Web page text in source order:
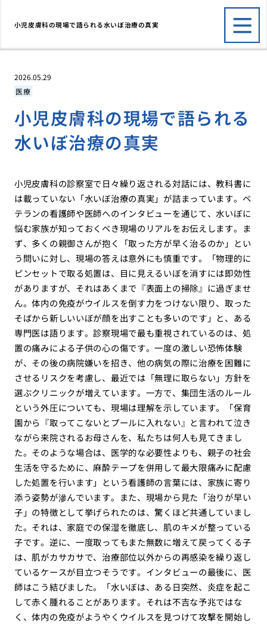
小児皮膚科の現場で語られる水いぼ治療の真実
2026.05.29
医療
小児皮膚科の現場で語られる
水いぼ治療の真実
小児皮膚科の診察室で日々繰り返される対話には、教科書に
は載っていない「水いぼ治療の真実」が詰まっています。ベ
テランの看護師や医師へのインタビューを通じて、水いぼに
悩む家族が知っておくべき現場のリアルをお伝えします。ま
ず、多くの親御さんが抱く「取った方が早く治るのか」とい
う問いに対し、現場の答えは意外にも慎重です。「物理的に
ピンセットで取る処置は、目に見えるいぼを消すには即効性
がありますが、それはあくまで『表面上の掃除』に過ぎませ
ん。体内の免疫がウイルスを倒す力をつけない限り、取った
そばから新しいいぼが顔を出すことも多いのです」と、ある
専門医は語ります。診察現場で最も重視されているのは、処
置の痛みによる子供の心の傷です。一度の激しい恐怖体験
が、その後の病院嫌いを招き、他の病気の際に治療を困難に
させるリスクを考慮し、最近では「無理に取らない」方針を
選ぶクリニックが増えています。一方で、集団生活のルール
という外圧についても、現場は理解を示しています。「保育
園から『取ってこないとプールに入れない』と言われて泣き
ながら来院されるお母さんを、私たちは何人も見てきまし
た。そのような場合は、医学的な必要性よりも、親子の社会
生活を守るために、麻酔テープを併用して最大限痛みに配慮
した処置を行います」という看護師の言葉には、家族に寄り
添う姿勢が滲んでいます。また、現場から見た「治りが早い
子」の特徴として挙げられたのは、驚くほど共通していまし
た。それは、家庭での保湿を徹底し、肌のキメが整っている
子です。逆に、一度取ってもまた無数に増えて戻ってくる子
は、肌がカサカサで、治療部位以外からの再感染を繰り返し
ているケースが目立つそうです。インタビューの最後に、医
師はこう結びました。「水いぼは、ある日突然、炎症を起こ
して赤く腫れることがあります。それは不吉な予兆ではな
く、体内の免疫がようやくウイルスを見つけて攻撃を開始し